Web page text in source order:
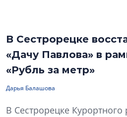
В Сестрорецке
«Дачу Павлова» в
«Рубль за метр»
Дарья Балашова
В Сестрорецке Курортного